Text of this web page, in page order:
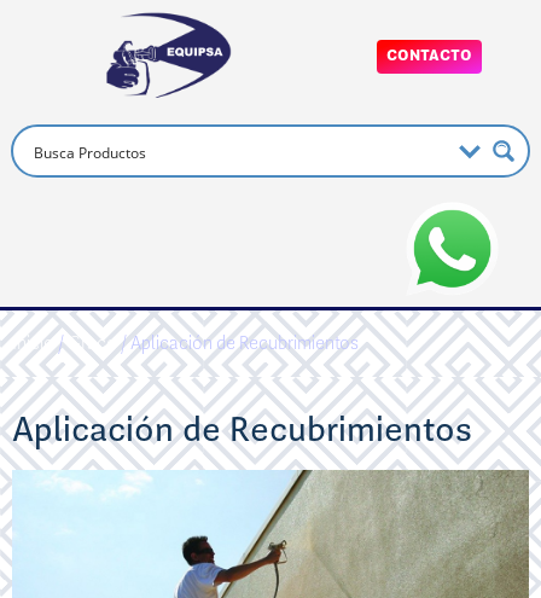
CONTACTO
Inicio/Graco/ Aplicación de Recubrimientos
Aplicación de Recubrimientos